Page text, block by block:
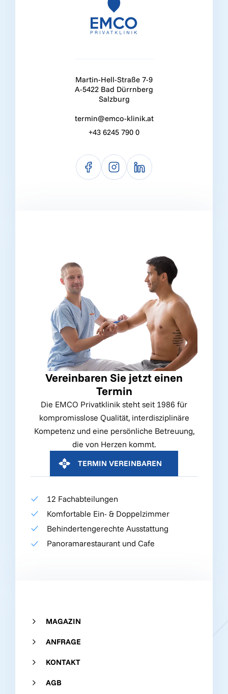
Vereinbaren Sie jetzt einen
Termin
Die EMCO Privatklinik steht seit 1986 für
kompromisslose Qualität, interdisziplinäre
Kompetenz und eine persönliche Betreuung,
die von Herzen kommt.
TERMIN VEREINBAREN
12 Fachabteilungen
Komfortable Ein- & Doppelzimmer
Behindertengerechte Ausstattung
Panoramarestaurant und Cafe
Martin-Hell-Straße 7-9
A-5422 Bad Dürrnberg
Salzburg
termin@emco-klinik.at
+43 6245 790 0
MAGAZIN
ANFRAGE
KONTAKT
AGB